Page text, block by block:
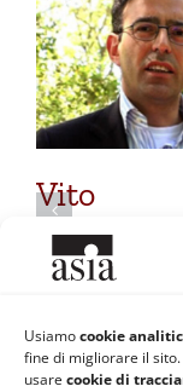
Usiamocookie
fine di migliorare il
usare cookie di
Vito
Mancuso:
presenza
13 Maggio 2019